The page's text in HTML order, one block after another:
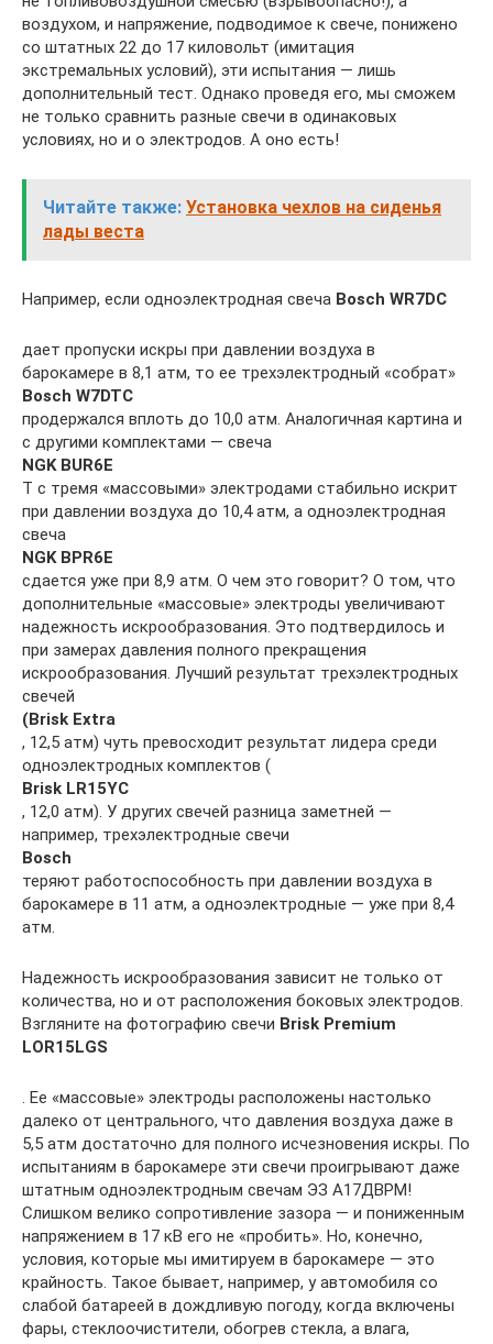
воздухом, и напряжение, подводимое к свече, понижено
со штатных 22 до 17 киловольт (имитация
экстремальных условий), эти испытания — лишь
дополнительный тест. Однако проведя его, мы сможем
не только сравнить разные свечи в одинаковых
условиях, но и о электродов. А оно есть!
Читайте также: Установка чехлов на сиденья
лады веста
Например, если одноэлектродная свеча Bosch WR7DC
дает пропуски искры при давлении воздуха в
барокамере в 8,1 атм, то ее трехэлектродный «собрат»
Bosch W7DTC
продержался вплоть до 10,0 атм. Аналогичная картина и
с другими комплектами — свеча
NGK BUR6E
T с тремя «массовыми» электродами стабильно искрит
при давлении воздуха до 10,4 атм, а одноэлектродная
свеча
NGK BPR6E
сдается уже при 8,9 атм. О чем это говорит? О том, что
дополнительные «массовые» электроды увеличивают
надежность искрообразования. Это подтвердилось и
при замерах давления полного прекращения
искрообразования. Лучший результат трехэлектродных
свечей
(Brisk Extra
, 12,5 атм) чуть превосходит результат лидера среди
одноэлектродных комплектов (
Brisk LR15YC
, 12,0 атм). У других свечей разница заметней —
например, трехэлектродные свечи
Bosch
теряют работоспособность при давлении воздуха в
барокамере в 11 атм, а одноэлектродные — уже при 8,4
атм.
Надежность искрообразования зависит не только от
количества, но и от расположения боковых электродов.
Взгляните на фотографию свечи Brisk Premium
LOR15LGS
. Ее «массовые» электроды расположены настолько
далеко от центрального, что давления воздуха даже в
5,5 атм достаточно для полного исчезновения искры. По
испытаниям в барокамере эти свечи проигрывают даже
штатным одноэлектродным свечам ЭЗ А17ДВРМ!
Слишком велико сопротивление зазора — и пониженным
напряжением в 17 кВ его не «пробить». Но, конечно,
условия, которые мы имитируем в барокамере — это
крайность. Такое бывает, например, у автомобиля со
слабой батареей в дождливую погоду, когда включены
фары, стеклоочистители, обогрев стекла, а влага,